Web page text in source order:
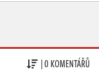
| 0 KOMENTÁŘŮ